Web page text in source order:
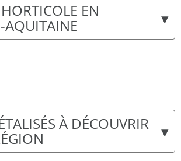
▾
EN
AQUITAINE
▾
À DÉCOUVRIR